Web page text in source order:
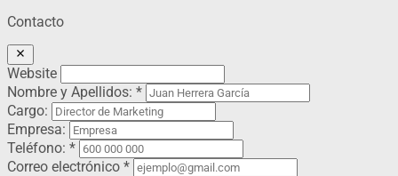
Contacto
Website
Nombre y Apellidos: *
Cargo:
Empresa:
Teléfono: *
Correo electrónico *